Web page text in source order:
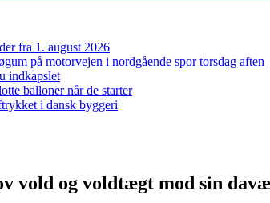
fra 1. august 2026
på motorvejen i nordgående spor torsdag aften
indkapslet
balloner når de starter
i dansk byggeri
vold og voldtægt mod sin